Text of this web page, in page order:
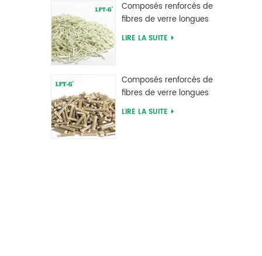
Composés renforcés de
fibres de verre longues
en polyphtalamide PPA
LIRE LA SUITE
Composés renforcés de
fibres de verre longues
en sulfure de
LIRE LA SUITE